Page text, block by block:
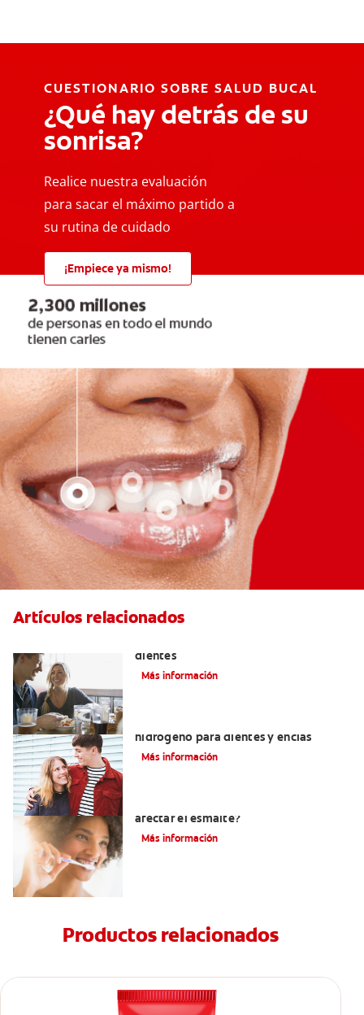
CUESTIONARIO SOBRE SALUD BUCAL
¿Qué hay detrás de su
sonrisa?
Realice nuestra evaluación
para sacar el máximo partido a
su rutina de cuidado
¡Empiece ya mismo!
Artículos relacionados
dientes
Más información
hidrógeno para dientes y encías
Más información
afectar el esmalte?
Más información
Productos relacionados